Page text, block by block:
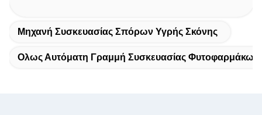
Μηχανή Συσκευασίας Σπόρων Υγρής Σκόνης
Ολως Αυτόματη Γραμμή Συσκευασίας Φυτοφαρμάκων